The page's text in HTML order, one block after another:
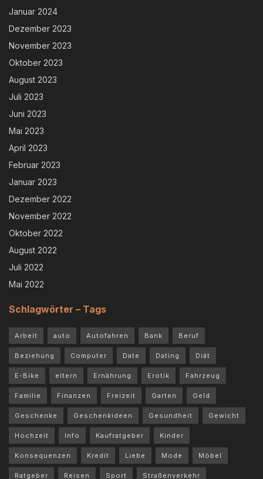
Januar 2024
Dezember 2023
November 2023
Oktober 2023
August 2023
Juli 2023
Juni 2023
Mai 2023
April 2023
Februar 2023
Januar 2023
Dezember 2022
November 2022
Oktober 2022
August 2022
Juli 2022
Mai 2022
Schlagwörter – Tags
Arbeit auto Autofahren Bank Beruf
Beziehung Computer Date Dating Diät
E-Bike eltern Ernährung Erotik Fahrzeug
Familie Finanzen Freizeit Garten Geld
Geschenke Geschenkideen Gesundheit Gewicht
Hochzeit Info Kaufratgeber Kinder
Konsequenzen Kredit Liebe Mode Möbel
Ratgeber Reisen Sport Straßenverkehr